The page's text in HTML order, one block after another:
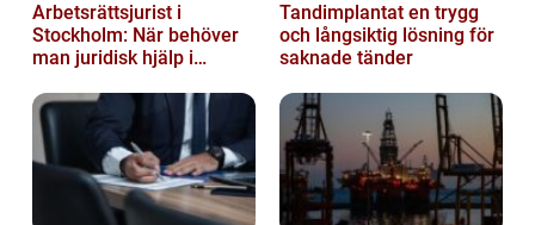
Arbetsrättsjurist i
Stockholm: När behöver
man juridisk hjälp i
Tandimplantat en trygg
och långsiktig lösning för
saknade tänder